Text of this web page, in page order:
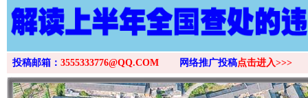
投稿邮箱： 3555333776@QQ.COM 网络推广投稿点击进入>>>